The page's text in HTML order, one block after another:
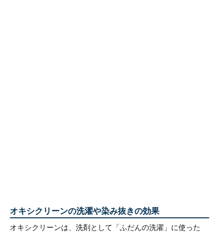
オキシクリーンの洗濯や染み抜きの効果
オキシクリーンは、洗剤として「ふだんの洗濯」に使った